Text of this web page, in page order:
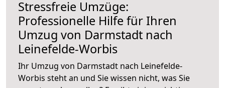
Stressfreie Umzüge:
Professionelle Hilfe für Ihren
Umzug von Darmstadt nach
Leinefelde-Worbis
Ihr Umzug von Darmstadt nach Leinefelde-
Worbis steht an und Sie wissen nicht, was Sie